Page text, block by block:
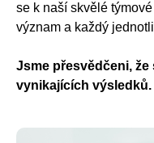
se k naší skvělé
význam a každý
Jsme přesvědčeni,
vynikajících výsledků.